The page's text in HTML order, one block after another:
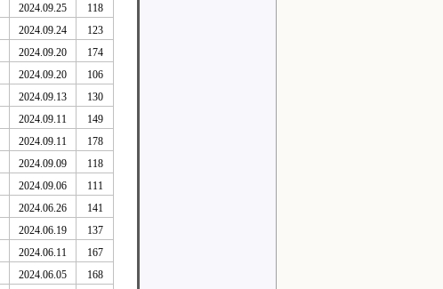
2024.09.25
118
2024.09.24
123
2024.09.20
174
2024.09.20
106
2024.09.13
130
2024.09.11
149
2024.09.11
178
2024.09.09
118
2024.09.06
111
2024.06.26
141
2024.06.19
137
2024.06.11
167
2024.06.05
168